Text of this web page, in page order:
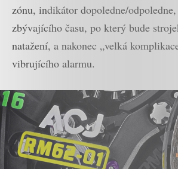
zónu, indikátor dopoledne/
zbývajícího času, po který bude
natažení, a nakonec „velká
vibrujícího alarmu.